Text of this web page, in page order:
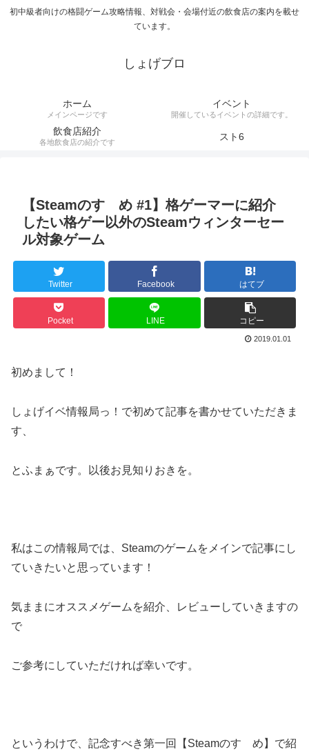
初中級者向けの格闘ゲーム攻略情報、対戦会・会場付近の飲食店の案内を載せ
ています。
しょげブロ
ホーム
メインページです
イベント
開催しているイベントの詳細です。
飲食店紹介
各地飲食店の紹介です スト6
【Steamのすゝめ #1】格ゲーマーに紹介
したい格ゲー以外のSteamウィンターセー
ル対象ゲーム
Twitter Facebook はてブ
Pocket LINE コピー
2019.01.01
初めまして！
しょげイベ情報局っ！で初めて記事を書かせていただきま
す、
とふまぁです。以後お見知りおきを。
私はこの情報局では、Steamのゲームをメインで記事にし
ていきたいと思っています！
気ままにオススメゲームを紹介、レビューしていきますの
で
ご参考にしていただければ幸いです。
というわけで、記念すべき第一回【Steamのすゝめ】で紹